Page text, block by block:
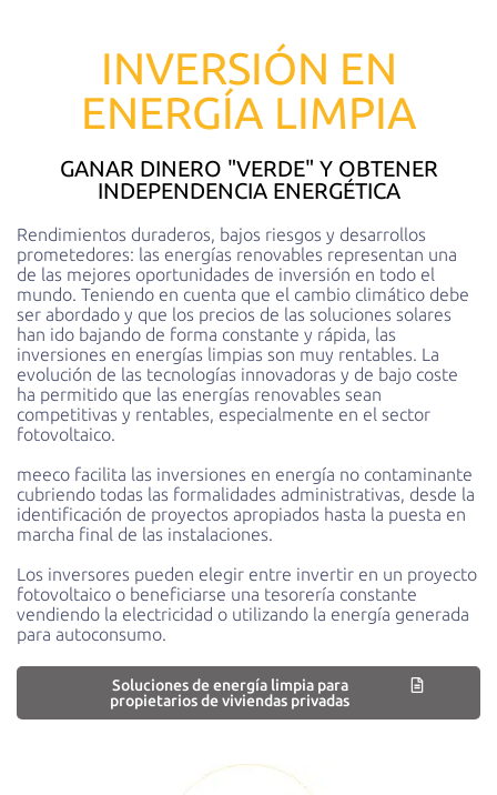
INVERSIÓN EN
ENERGÍA LIMPIA
GANAR DINERO "VERDE" Y OBTENER
INDEPENDENCIA ENERGÉTICA
Rendimientos duraderos, bajos riesgos y desarrollos
prometedores: las energías renovables representan una
de las mejores oportunidades de inversión en todo el
mundo. Teniendo en cuenta que el cambio climático debe
ser abordado y que los precios de las soluciones solares
han ido bajando de forma constante y rápida, las
inversiones en energías limpias son muy rentables. La
evolución de las tecnologías innovadoras y de bajo coste
ha permitido que las energías renovables sean
competitivas y rentables, especialmente en el sector
fotovoltaico.
meeco facilita las inversiones en energía no contaminante
cubriendo todas las formalidades administrativas, desde la
identificación de proyectos apropiados hasta la puesta en
marcha final de las instalaciones.
Los inversores pueden elegir entre invertir en un proyecto
fotovoltaico o beneficiarse una tesorería constante
vendiendo la electricidad o utilizando la energía generada
para autoconsumo.
Soluciones de energía limpia para
propietarios de viviendas privadas